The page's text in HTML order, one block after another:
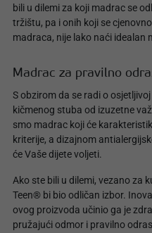
bili u dilemi za koji madrac se
tržištu, pa i onih koji se
madraca, nije lako naći idealan
Madrac za pravilno
S obzirom da se radi o
kičmenog stuba od izuzetne
smo madrac koji će
kriterije, a dizajnom
će Vaše dijete voljeti.
Ako ste bili u dilemi, vezano za
Teen® bi bio odličan izbor.
ovog proizvoda učinio ga je
pružajući odmor i pravilno